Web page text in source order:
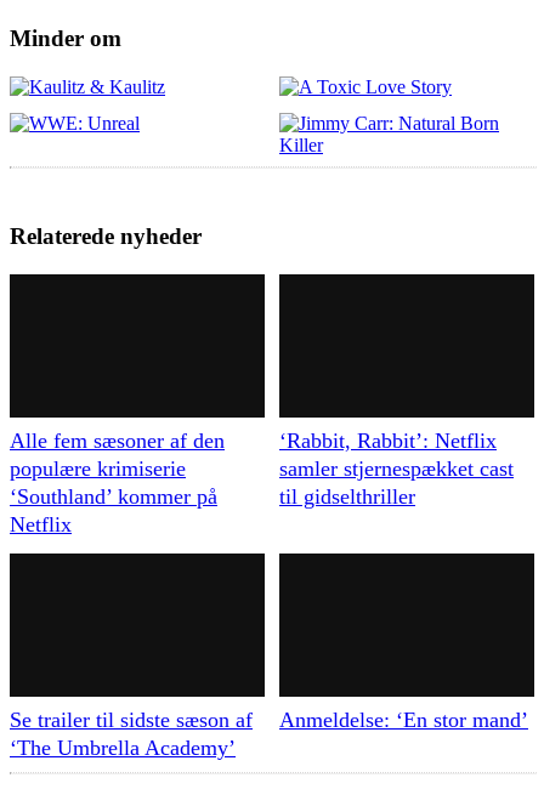
Minder om
Relaterede nyheder
Alle fem sæsoner af den
populære krimiserie
‘Southland’ kommer på
Netflix
‘Rabbit, Rabbit’: Netflix
samler stjernespækket cast
til gidselthriller
Se trailer til sidste sæson af
‘The Umbrella Academy’
Anmeldelse: ‘En stor mand’